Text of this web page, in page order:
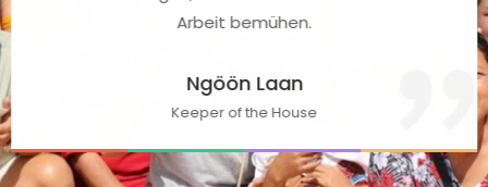
Arbeit bemühen.
Ngöön Laan
Keeper of the House